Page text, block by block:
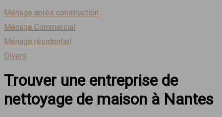
Ménage après construction
Ménage Commercial
Ménage résidentiel
Divers
Trouver une entreprise de
nettoyage de maison à Nantes